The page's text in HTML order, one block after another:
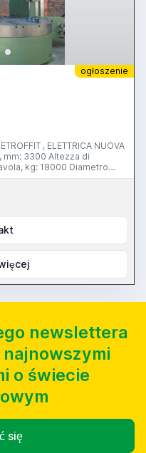
ogłoszenie
, ELETTRICA NUOVA
kg: 18000 Diametro
Motore, kW: 60 Peso, kg:
newslettera
najnowszymi
o świecie
się